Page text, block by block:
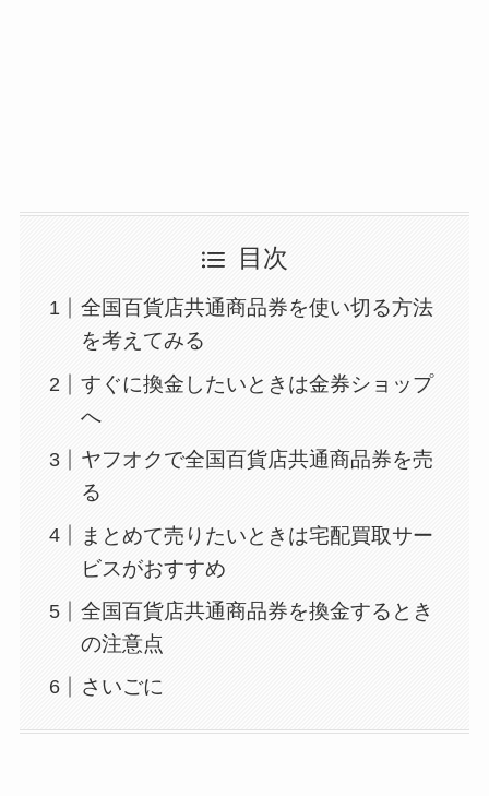
目次
全国百貨店共通商品券を使い切る方法
を考えてみる
すぐに換金したいときは金券ショップ
へ
ヤフオクで全国百貨店共通商品券を売
る
まとめて売りたいときは宅配買取サー
ビスがおすすめ
全国百貨店共通商品券を換金するとき
の注意点
さいごに